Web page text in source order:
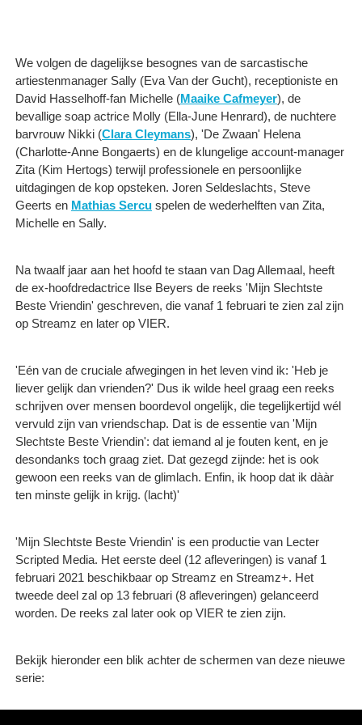
We volgen de dagelijkse besognes van de sarcastische
artiestenmanager Sally (Eva Van der Gucht), receptioniste en
David Hasselhoff-fan Michelle (Maaike Cafmeyer), de
bevallige soap actrice Molly (Ella-June Henrard), de nuchtere
barvrouw Nikki (Clara Cleymans), 'De Zwaan' Helena
(Charlotte-Anne Bongaerts) en de klungelige account-manager
Zita (Kim Hertogs) terwijl professionele en persoonlijke
uitdagingen de kop opsteken. Joren Seldeslachts, Steve
Geerts en Mathias Sercu spelen de wederhelften van Zita,
Michelle en Sally.
Na twaalf jaar aan het hoofd te staan van Dag Allemaal, heeft
de ex-hoofdredactrice Ilse Beyers de reeks 'Mijn Slechtste
Beste Vriendin' geschreven, die vanaf 1 februari te zien zal zijn
op Streamz en later op VIER.
'Eén van de cruciale afwegingen in het leven vind ik: 'Heb je
liever gelijk dan vrienden?' Dus ik wilde heel graag een reeks
schrijven over mensen boordevol ongelijk, die tegelijkertijd wél
vervuld zijn van vriendschap. Dat is de essentie van 'Mijn
Slechtste Beste Vriendin': dat iemand al je fouten kent, en je
desondanks toch graag ziet. Dat gezegd zijnde: het is ook
gewoon een reeks van de glimlach. Enfin, ik hoop dat ik dààr
ten minste gelijk in krijg. (lacht)'
'Mijn Slechtste Beste Vriendin' is een productie van Lecter
Scripted Media. Het eerste deel (12 afleveringen) is vanaf 1
februari 2021 beschikbaar op Streamz en Streamz+. Het
tweede deel zal op 13 februari (8 afleveringen) gelanceerd
worden. De reeks zal later ook op VIER te zien zijn.
Bekijk hieronder een blik achter de schermen van deze nieuwe
serie: